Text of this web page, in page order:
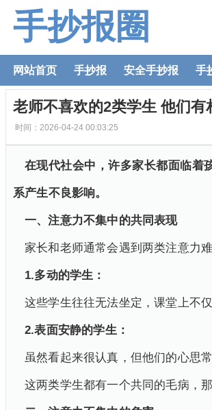
手抄报圈
网站首页 手抄报 安全手抄报 手
老师不喜欢的2类学生 他们
时间：2026-04-24 00:03:25
在现代社会中，许多家长都面临着
系产生不良影响。
一、注意力不集中的共同表现
家长和老师通常会遇到两类注意力
1.多动的学生：
这些学生往往无法坐定，课堂上不
2.表面安静的学生：
虽然看起来很认真，但他们的心思
这两类学生都有一个共同的毛病，